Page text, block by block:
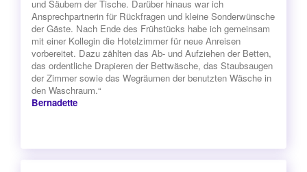
und Säubern der Tische. Darüber hinaus war ich
Ansprechpartnerin für Rückfragen und kleine Sonderwünsche
der Gäste. Nach Ende des Frühstücks habe ich gemeinsam
mit einer Kollegin die Hotelzimmer für neue Anreisen
vorbereitet. Dazu zählten das Ab- und Aufziehen der Betten,
das ordentliche Drapieren der Bettwäsche, das Staubsaugen
der Zimmer sowie das Wegräumen der benutzten Wäsche in
den Waschraum.“
Bernadette